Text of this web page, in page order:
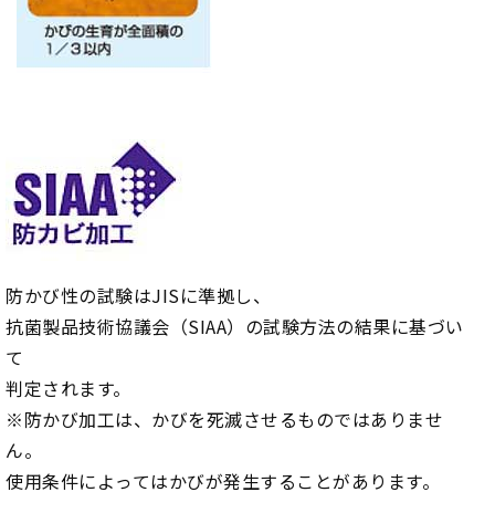
防かび性の試験はJISに準拠し、
抗菌製品技術協議会（SIAA）の試験方法の結果に基づい
て
判定されます。
※防かび加工は、かびを死滅させるものではありませ
ん。
使用条件によってはかびが発生することがあります。